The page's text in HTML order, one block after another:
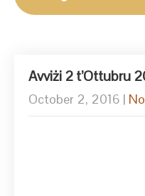
Avviżi 2 t’Ottubru
October 2, 2016 |